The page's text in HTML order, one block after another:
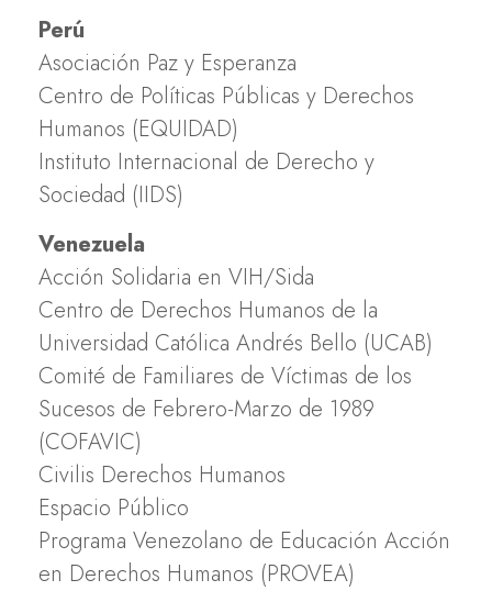
Perú
Asociación Paz y Esperanza
Centro de Políticas Públicas y Derechos
Humanos (EQUIDAD)
Instituto Internacional de Derecho y
Sociedad (IIDS)
Venezuela
Acción Solidaria en VIH/Sida
Centro de Derechos Humanos de la
Universidad Católica Andrés Bello (UCAB)
Comité de Familiares de Víctimas de los
Sucesos de Febrero-Marzo de 1989
(COFAVIC)
Civilis Derechos Humanos
Espacio Público
Programa Venezolano de Educación Acción
en Derechos Humanos (PROVEA)